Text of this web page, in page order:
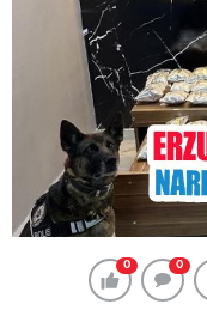
0 0